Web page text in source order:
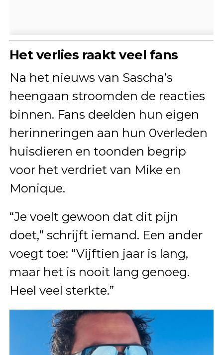
Het verlies raakt veel fans
Na het nieuws van Sascha’s
heengaan stroomden de reacties
binnen. Fans deelden hun eigen
herinneringen aan hun 0verleden
huisdieren en toonden begrip
voor het verdriet van Mike en
Monique.
“Je voelt gewoon dat dit pijn
doet,” schrijft iemand. Een ander
voegt toe: “Vijftien jaar is lang,
maar het is nooit lang genoeg.
Heel veel sterkte.”